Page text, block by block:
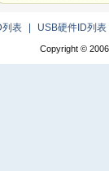
列表 USB硬件ID列表
Copyright ©